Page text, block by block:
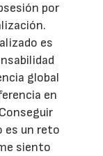
por
es
global
en
es un reto
siento